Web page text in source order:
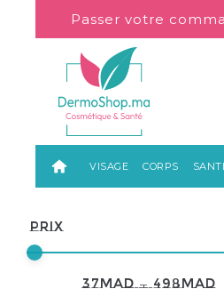
Passer votre
VISAGE CORPS
Prix
37MAD—498MAD